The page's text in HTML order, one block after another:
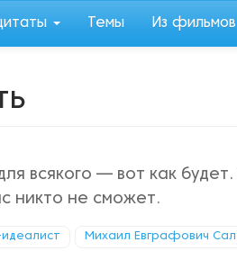
Темы Из фильмов
всякого — вот как
никто не сможет.
Михаил Евграфович